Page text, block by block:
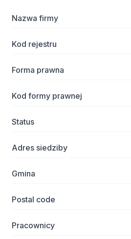
Nazwa firmy
Kod rejestru
Forma prawna
Kod formy prawnej
Status
Adres siedziby
Gmina
Postal code
Pracownicy